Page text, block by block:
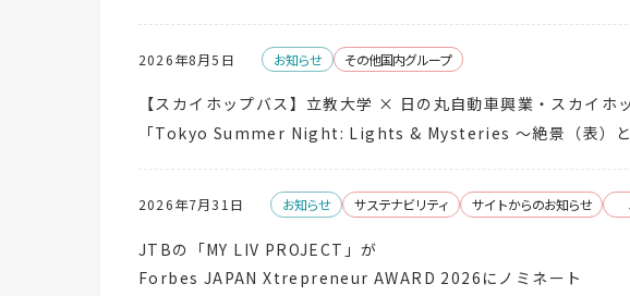
2026年8月5日 お知らせ その他国内グループ
【スカイホップバス】立教大学 × 日の丸自動車興業・スカイホ
「Tokyo Summer Night: Lights & Mysteries 〜絶景（表）と
2026年7月31日 お知らせ サステナビリティ サイトからのお知らせ
JTBの「MY LIV PROJECT」が
Forbes JAPAN Xtrepreneur AWARD 2026にノミネート